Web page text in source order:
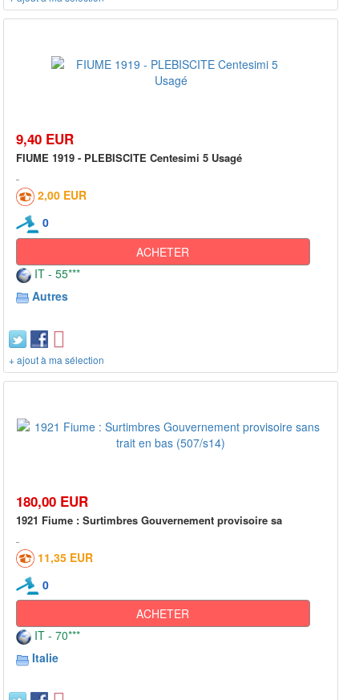
9,40 EUR
FIUME 1919 - PLEBISCITE Centesimi 5 Usagé
2,00 EUR
0
ACHETER
IT - 55***
Autres
+ ajout à ma sélection
180,00 EUR
1921 Fiume : Surtimbres Gouvernement provisoire sa
11,35 EUR
0
ACHETER
IT - 70***
Italie